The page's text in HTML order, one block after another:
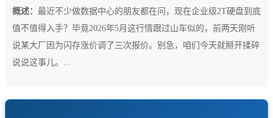
概述： 最近不少做数据中心的朋友都在问，现在企业级2T硬盘到底
值不值得入手？毕竟2026年5月这行情跟过山车似的，前两天刚听
说某大厂因为闪存涨价调了三次报价。别急，咱们今天就掰开揉碎
说说这事儿。...